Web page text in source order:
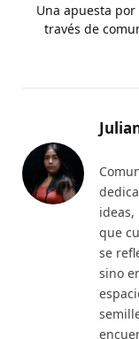
Una apuesta por
través de
que
se
sino